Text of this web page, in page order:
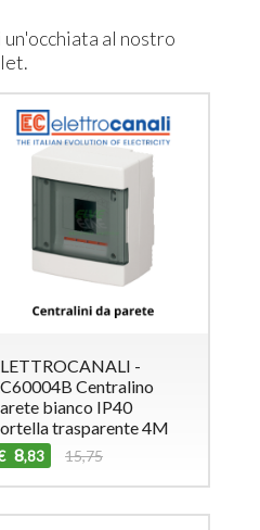
un'occhiata al nostro
-
Centralino
bianco IP40
trasparente 4M
8,83 15,75